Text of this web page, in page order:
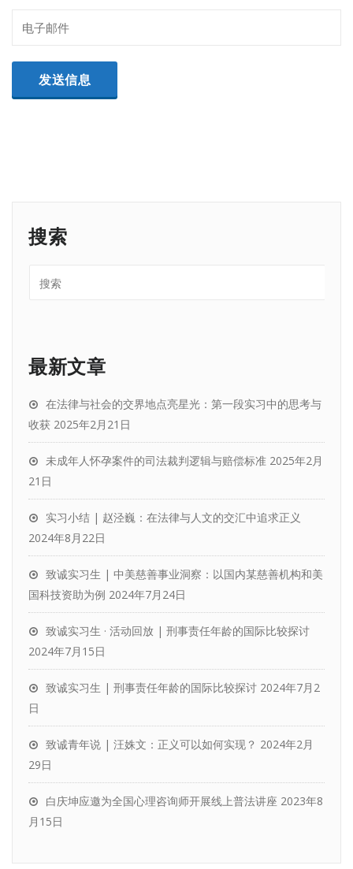
搜索
最新文章
在法律与社会的交界地点亮星光：第一段实习中的思考与
收获 2025年2月21日
未成年人怀孕案件的司法裁判逻辑与赔偿标准 2025年2月
21日
实习小结 | 赵泾巍：在法律与人文的交汇中追求正义
2024年8月22日
致诚实习生 | 中美慈善事业洞察：以国内某慈善机构和美
国科技资助为例 2024年7月24日
致诚实习生 · 活动回放 | 刑事责任年龄的国际比较探讨
2024年7月15日
致诚实习生 | 刑事责任年龄的国际比较探讨 2024年7月2
日
致诚青年说 | 汪姝文：正义可以如何实现？ 2024年2月
29日
白庆坤应邀为全国心理咨询师开展线上普法讲座 2023年8
月15日